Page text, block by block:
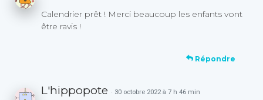
Calendrier prêt ! Merci beaucoup les enfants vont
être ravis !
Répondre
L'hippopote · 30 octobre 2022 à 7 h 46 min